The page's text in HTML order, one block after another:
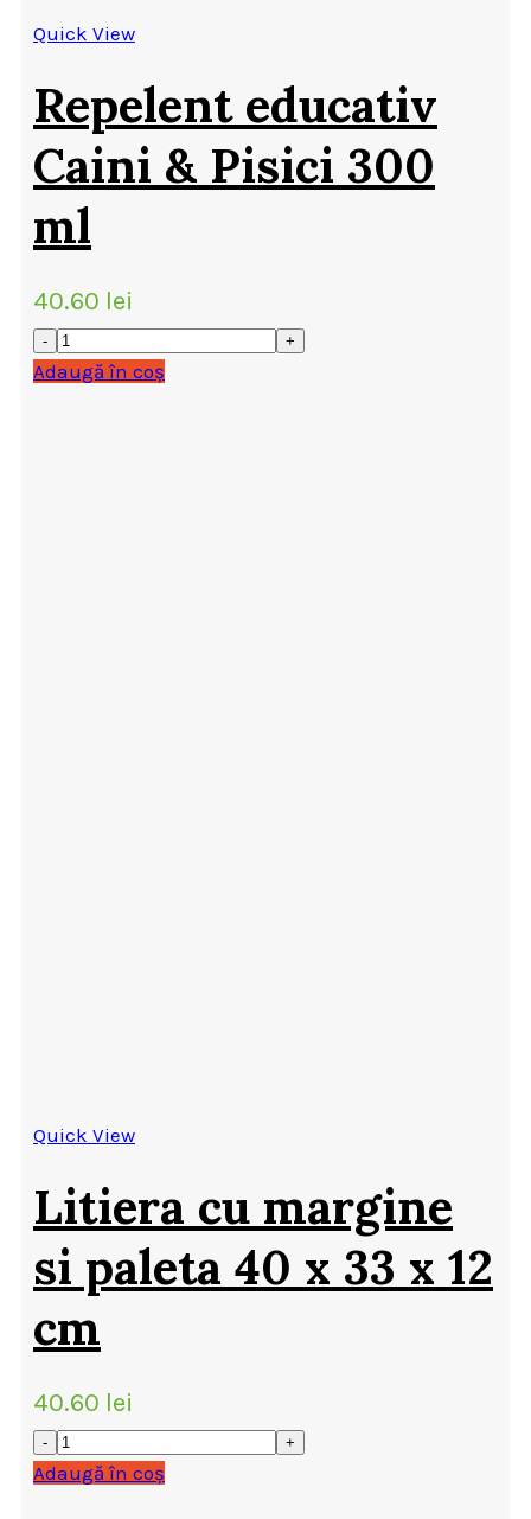
Quick View
Repelent educativ
Caini & Pisici 300
ml
40.60 lei
Adaugă în coș
Quick View
Litiera cu margine
si paleta 40 x 33 x 12
cm
40.60 lei
Adaugă în coș